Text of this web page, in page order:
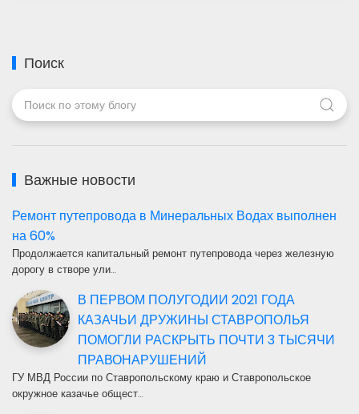
Поиск
Важные новости
Ремонт путепровода в Минеральных Водах выполнен
на 60%
Продолжается капитальный ремонт путепровода через железную
дорогу в створе ули…
В ПЕРВОМ ПОЛУГОДИИ 2021 ГОДА
КАЗАЧЬИ ДРУЖИНЫ СТАВРОПОЛЬЯ
ПОМОГЛИ РАСКРЫТЬ ПОЧТИ 3 ТЫСЯЧИ
ПРАВОНАРУШЕНИЙ
ГУ МВД России по Ставропольскому краю и Ставропольское
окружное казачье общест…